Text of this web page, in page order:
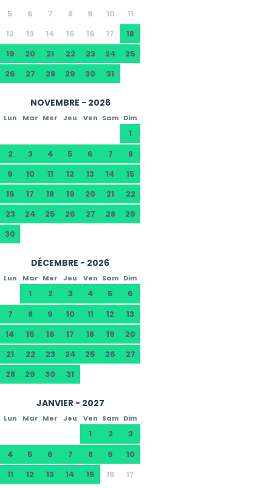
5
6 7 8 9 10
11
12
13 14 15 16 17
18
19
20 21 22 23 24
25
26
27 28 29 30 31
NOVEMBRE - 2026
Lun Mar Mer Jeu Ven Sam Dim
1
2
3 4 5 6 7
8
9
10 11 12 13 14
15
16
17 18 19 20 21
22
23
24 25 26 27 28
29
30
DÉCEMBRE - 2026
Lun Mar Mer Jeu Ven Sam Dim
1 2 3 4 5
6
7
8 9 10 11 12
13
14
15 16 17 18 19
20
21
22 23 24 25 26
27
28
29 30 31
JANVIER - 2027
Lun Mar Mer Jeu Ven Sam Dim
1 2
3
4
5 6 7 8 9
10
11
12 13 14 15 16
17